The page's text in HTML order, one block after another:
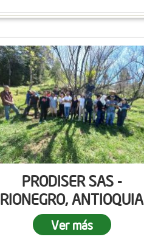
PRODISER SAS -
RIONEGRO, ANTIOQUIA
Ver más